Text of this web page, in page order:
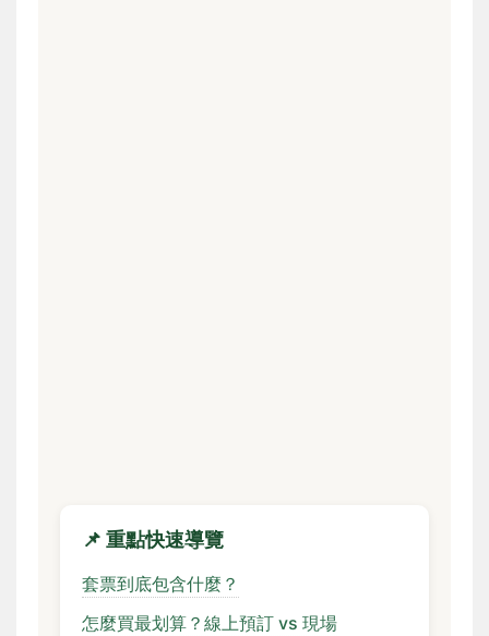
📌 重點快速導覽
套票到底包含什麼？
怎麼買最划算？線上預訂 vs 現場